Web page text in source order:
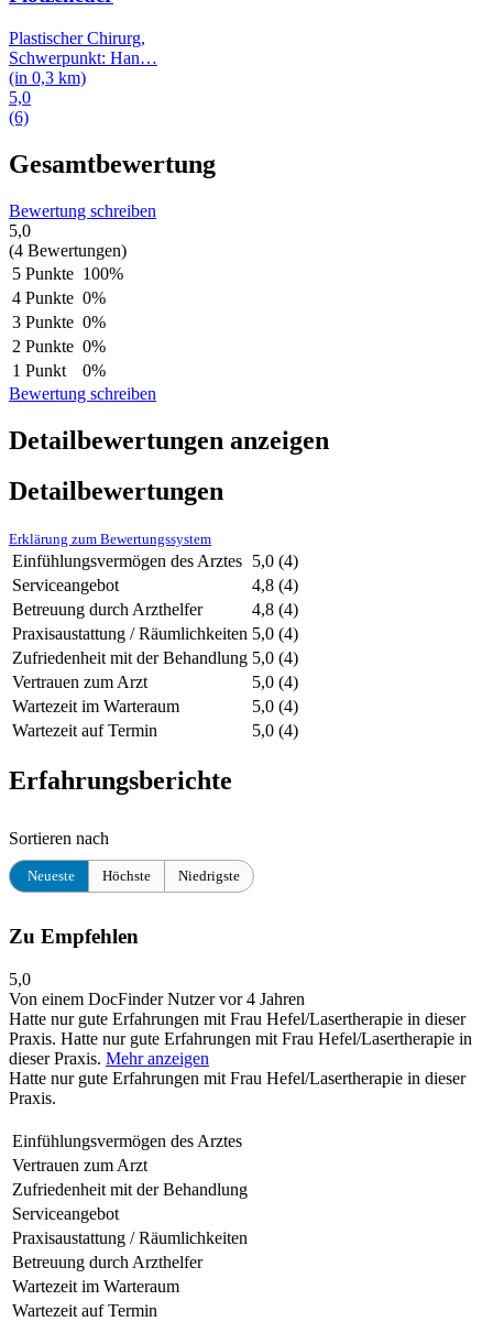
Plastischer Chirurg,
Schwerpunkt: Han…
(in 0,3 km)
5,0
(6)
Gesamtbewertung
Bewertung schreiben
5,0
(4 Bewertungen)
5 Punkte 100%
4 Punkte 0%
3 Punkte 0%
2 Punkte 0%
1 Punkt
0%
Bewertung schreiben
Detailbewertungen anzeigen
Detailbewertungen
Erklärung zum Bewertungssystem
Einfühlungsvermögen des Arztes 5,0 (4)
Serviceangebot
4,8 (4)
Betreuung durch Arzthelfer
4,8 (4)
Praxisaustattung / Räumlichkeiten 5,0 (4)
Zufriedenheit mit der Behandlung 5,0 (4)
Vertrauen zum Arzt
5,0 (4)
Wartezeit im Warteraum
5,0 (4)
Wartezeit auf Termin
5,0 (4)
Erfahrungsberichte
Sortieren nach
Neueste Höchste Niedrigste
Zu Empfehlen
5,0
Von einem DocFinder Nutzervor 4 Jahren
Hatte nur gute Erfahrungen mit Frau Hefel/Lasertherapie in dieser
Praxis. Hatte nur gute Erfahrungen mit Frau Hefel/Lasertherapie in
dieser Praxis. Mehr anzeigen
Hatte nur gute Erfahrungen mit Frau Hefel/Lasertherapie in dieser
Praxis.
Einfühlungsvermögen des Arztes
Vertrauen zum Arzt
Zufriedenheit mit der Behandlung
Serviceangebot
Praxisaustattung / Räumlichkeiten
Betreuung durch Arzthelfer
Wartezeit im Warteraum
Wartezeit auf Termin